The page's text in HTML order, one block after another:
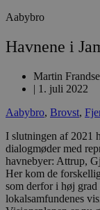
Aabybro
Havnene i
Martin
| 1. juli 2022
Aabybro, Brovst,
I slutningen af 2021
dialogmøder med
havnebyer: Attrup,
Her kom de
som derfor i høj
lokalsamfundenes